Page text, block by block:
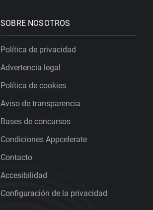
SOBRE NOSOTROS
Política de privacidad
Advertencia legal
Política de cookies
Aviso de transparencia
Bases de concursos
Condiciones Appcelerate
Contacto
Accesibilidad
Configuración de la privacidad